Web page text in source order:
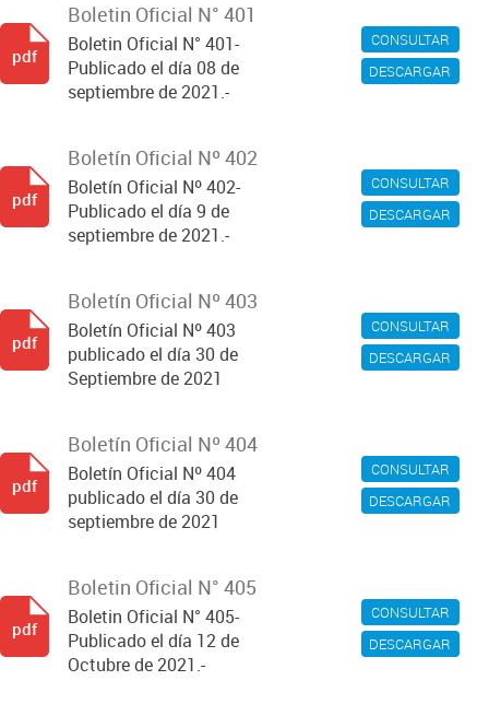
CONSULTAR
DESCARGAR
Boletin Oficial N° 401
Boletin Oficial N° 401-
Publicado el día 08 de
septiembre de 2021.-
pdf
CONSULTAR
DESCARGAR
Boletín Oficial Nº 402
Boletín Oficial Nº 402-
Publicado el día 9 de
septiembre de 2021.-
pdf
CONSULTAR
DESCARGAR
Boletín Oficial Nº 403
Boletín Oficial Nº 403
publicado el día 30 de
Septiembre de 2021
pdf
CONSULTAR
DESCARGAR
Boletín Oficial Nº 404
Boletín Oficial Nº 404
publicado el día 30 de
septiembre de 2021
pdf
CONSULTAR
DESCARGAR
Boletin Oficial N° 405
Boletin Oficial N° 405-
Publicado el día 12 de
Octubre de 2021.-
pdf